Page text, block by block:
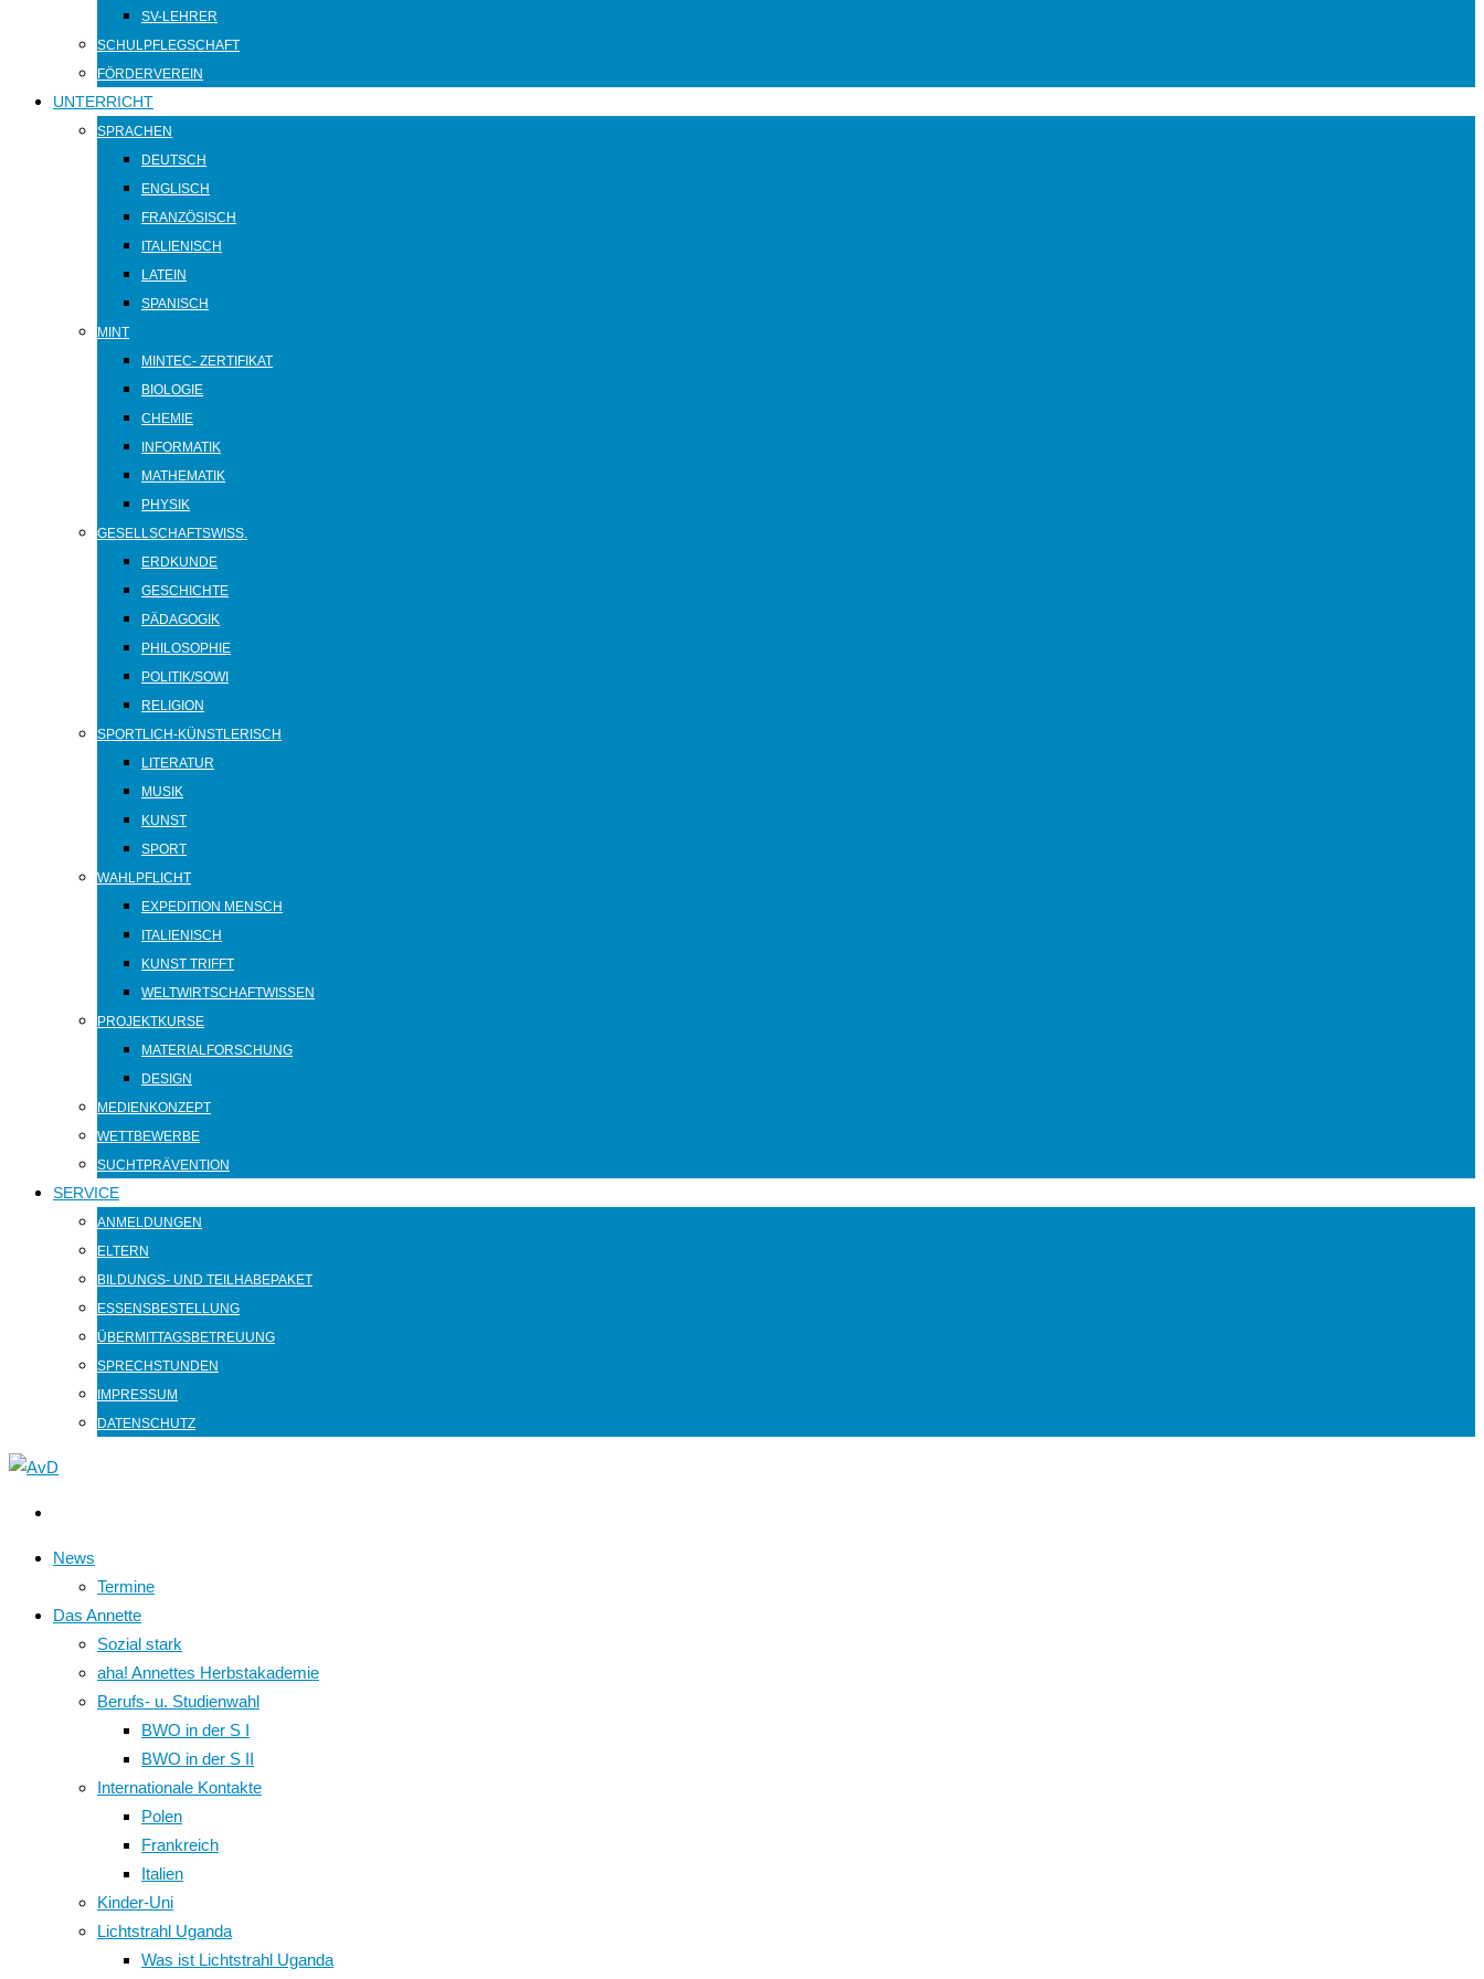
SV-LEHRER
SCHULPFLEGSCHAFT
FÖRDERVEREIN
UNTERRICHT
SPRACHEN
DEUTSCH
ENGLISCH
FRANZÖSISCH
ITALIENISCH
LATEIN
SPANISCH
MINT
MINTEC- ZERTIFIKAT
BIOLOGIE
CHEMIE
INFORMATIK
MATHEMATIK
PHYSIK
GESELLSCHAFTSWISS.
ERDKUNDE
GESCHICHTE
PÄDAGOGIK
PHILOSOPHIE
POLITIK/SOWI
RELIGION
SPORTLICH-KÜNSTLERISCH
LITERATUR
MUSIK
KUNST
SPORT
WAHLPFLICHT
EXPEDITION MENSCH
ITALIENISCH
KUNST TRIFFT
WELTWIRTSCHAFTWISSEN
PROJEKTKURSE
MATERIALFORSCHUNG
DESIGN
MEDIENKONZEPT
WETTBEWERBE
SUCHTPRÄVENTION
SERVICE
ANMELDUNGEN
ELTERN
BILDUNGS- UND TEILHABEPAKET
ESSENSBESTELLUNG
ÜBERMITTAGSBETREUUNG
SPRECHSTUNDEN
IMPRESSUM
DATENSCHUTZ
News
Termine
Das Annette
Sozial stark
aha! Annettes Herbstakademie
Berufs- u. Studienwahl
BWO in der S I
BWO in der S II
Internationale Kontakte
Polen
Frankreich
Italien
Kinder-Uni
Lichtstrahl Uganda
Was ist Lichtstrahl Uganda